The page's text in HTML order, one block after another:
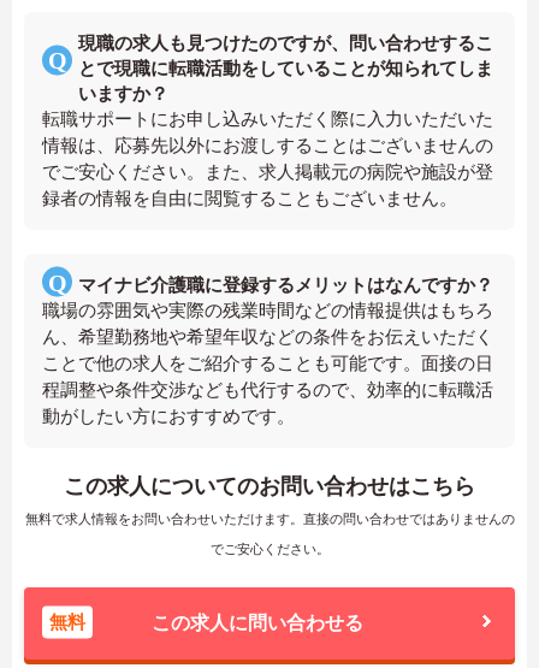
現職の求人も見つけたのですが、問い合わせするこ
とで現職に転職活動をしていることが知られてしま
いますか？
転職サポートにお申し込みいただく際に入力いただいた
情報は、応募先以外にお渡しすることはございませんの
でご安心ください。また、求人掲載元の病院や施設が登
録者の情報を自由に閲覧することもございません。
マイナビ介護職に登録するメリットはなんですか？
職場の雰囲気や実際の残業時間などの情報提供はもちろ
ん、希望勤務地や希望年収などの条件をお伝えいただく
ことで他の求人をご紹介することも可能です。面接の日
程調整や条件交渉なども代行するので、効率的に転職活
動がしたい方におすすめです。
この求人についてのお問い合わせはこちら
無料で求人情報をお問い合わせいただけます。直接の問い合わせではありませんの
でご安心ください。
無料 この求人に問い合わせる